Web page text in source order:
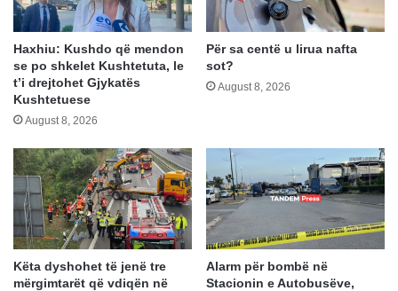
në
fushatë
Haxhiu: Kushdo që mendon
se po shkelet Kushtetuta, le
t’i drejtohet Gjykatës
Kushtetuese
August 8, 2026
Për sa centë u lirua nafta
sot?
August 8, 2026
Këta dyshohet të jenë tre
mërgimtarët që vdiqën në
Alarm për bombë në
Stacionin e Autobusëve,